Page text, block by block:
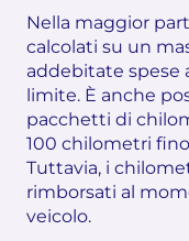
Nella maggior
calcolati su un
addebitate spese
limite. È anche
pacchetti di
100 chilometri
Tuttavia, i
rimborsati al
veicolo.